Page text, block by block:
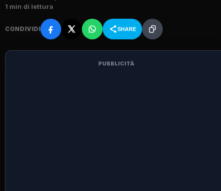
1 min di lettura
CONDIVIDI SHARE
PUBBLICITÀ